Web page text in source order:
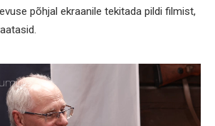
põhjal ekraanile tekitada pildi filmist,